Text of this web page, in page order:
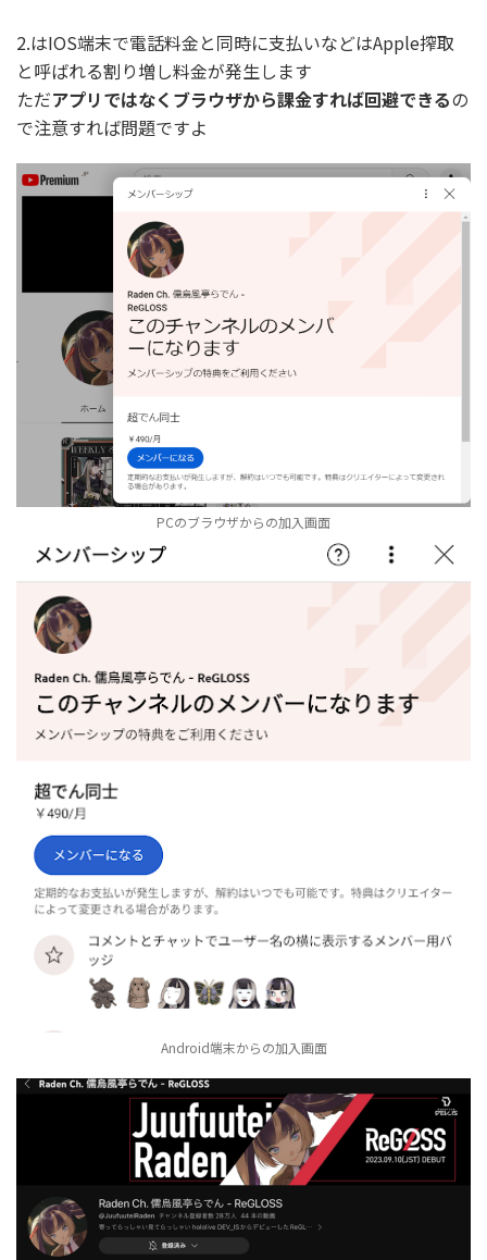
2.はIOS端末で電話料金と同時に支払いなどはApple搾取
と呼ばれる割り増し料金が発生します
ただアプリではなくブラウザから課金すれば回避できるの
で注意すれば問題ですよ
PCのブラウザからの加入画面
Android端末からの加入画面